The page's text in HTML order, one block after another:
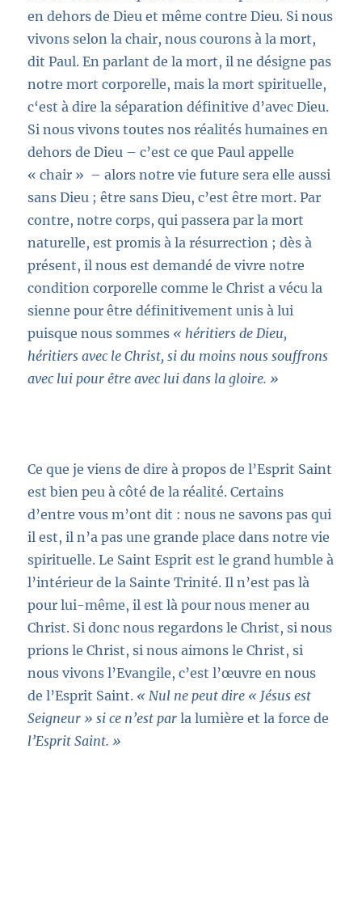
en dehors de Dieu et même contre Dieu. Si nous
vivons selon la chair, nous courons à la mort,
dit Paul. En parlant de la mort, il ne désigne pas
notre mort corporelle, mais la mort spirituelle,
c‘est à dire la séparation définitive d’avec Dieu.
Si nous vivons toutes nos réalités humaines en
dehors de Dieu – c’est ce que Paul appelle
« chair » – alors notre vie future sera elle aussi
sans Dieu ; être sans Dieu, c’est être mort. Par
contre, notre corps, qui passera par la mort
naturelle, est promis à la résurrection ; dès à
présent, il nous est demandé de vivre notre
condition corporelle comme le Christ a vécu la
sienne pour être définitivement unis à lui
puisque nous sommes « héritiers de Dieu,
héritiers avec le Christ, si du moins nous souffrons
avec lui pour être avec lui dans la gloire. »
Ce que je viens de dire à propos de l’Esprit Saint
est bien peu à côté de la réalité. Certains
d’entre vous m’ont dit : nous ne savons pas qui
il est, il n’a pas une grande place dans notre vie
spirituelle. Le Saint Esprit est le grand humble à
l’intérieur de la Sainte Trinité. Il n’est pas là
pour lui-même, il est là pour nous mener au
Christ. Si donc nous regardons le Christ, si nous
prions le Christ, si nous aimons le Christ, si
nous vivons l’Evangile, c’est l’œuvre en nous
de l’Esprit Saint. « Nul ne peut dire « Jésus est
Seigneur » si ce n’est par la lumière et la force de
l’Esprit Saint. »